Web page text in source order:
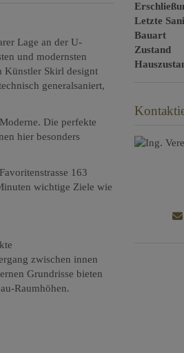
Lage an der U-
und modernsten
Künstler Skirl designt
generalsaniert,
Die perfekte
hier besonders
163
wichtige Ziele wie
zwischen innen
Grundrisse bieten
Raumhöhen.
Letzte
Bauart
Zustand